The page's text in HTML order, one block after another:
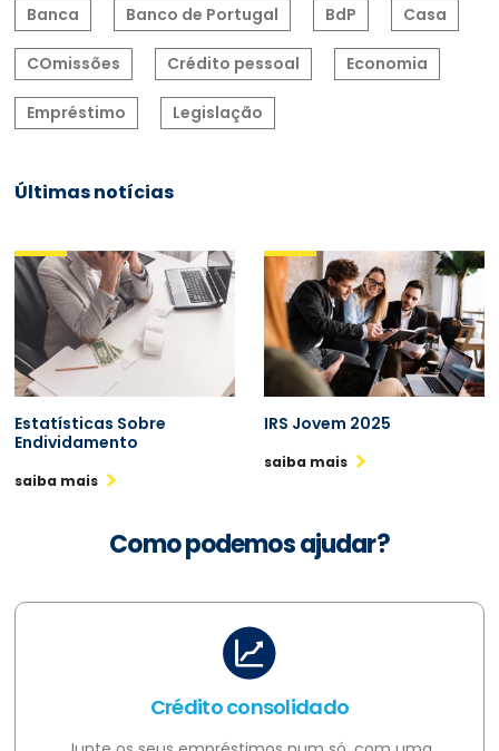
Banca Banco de Portugal BdP Casa
COmissões Crédito pessoal Economia
Empréstimo Legislação
Últimas notícias
Estatísticas Sobre
Endividamento
saiba mais
IRS Jovem 2025
saiba mais
Como podemos ajudar?
Crédito consolidado